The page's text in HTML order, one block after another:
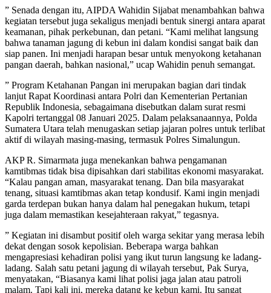
” Senada dengan itu, AIPDA Wahidin Sijabat menambahkan bahwa
kegiatan tersebut juga sekaligus menjadi bentuk sinergi antara aparat
keamanan, pihak perkebunan, dan petani. “Kami melihat langsung
bahwa tanaman jagung di kebun ini dalam kondisi sangat baik dan
siap panen. Ini menjadi harapan besar untuk menyokong ketahanan
pangan daerah, bahkan nasional,” ucap Wahidin penuh semangat.
” Program Ketahanan Pangan ini merupakan bagian dari tindak
lanjut Rapat Koordinasi antara Polri dan Kementerian Pertanian
Republik Indonesia, sebagaimana disebutkan dalam surat resmi
Kapolri tertanggal 08 Januari 2025. Dalam pelaksanaannya, Polda
Sumatera Utara telah menugaskan setiap jajaran polres untuk terlibat
aktif di wilayah masing-masing, termasuk Polres Simalungun.
AKP R. Simarmata juga menekankan bahwa pengamanan
kamtibmas tidak bisa dipisahkan dari stabilitas ekonomi masyarakat.
“Kalau pangan aman, masyarakat tenang. Dan bila masyarakat
tenang, situasi kamtibmas akan tetap kondusif. Kami ingin menjadi
garda terdepan bukan hanya dalam hal penegakan hukum, tetapi
juga dalam memastikan kesejahteraan rakyat,” tegasnya.
” Kegiatan ini disambut positif oleh warga sekitar yang merasa lebih
dekat dengan sosok kepolisian. Beberapa warga bahkan
mengapresiasi kehadiran polisi yang ikut turun langsung ke ladang-
ladang. Salah satu petani jagung di wilayah tersebut, Pak Surya,
menyatakan, “Biasanya kami lihat polisi jaga jalan atau patroli
malam. Tapi kali ini, mereka datang ke kebun kami. Itu sangat